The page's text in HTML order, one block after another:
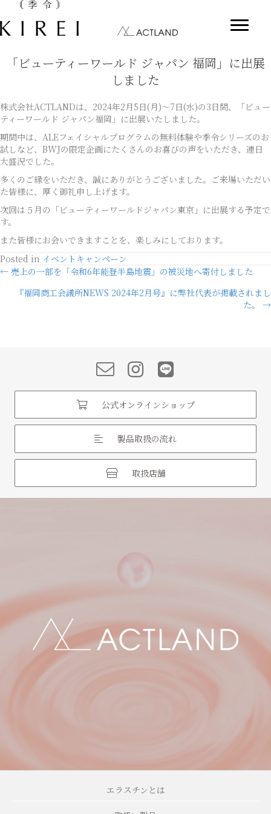
「ビューティーワールド ジャパン 福岡」に出展
しました
株式会社ACTLANDは、2024年2月5日(月)～7日(水)の3日間、「ビュー
ティーワールド ジャパン福岡」に出展いたしました。
期間中は、ALEフェイシャルプログラムの無料体験や季令シリーズのお
試しなど、BWJの限定企画にたくさんのお喜びの声をいただき、連日
大盛況でした。
多くのご縁をいただき、誠にありがとうございました。ご来場いただい
た皆様に、厚く御礼申し上げます。
次回は５月の「ビューティーワールドジャパン東京」に出展する予定で
す。
また皆様にお会いできますことを、楽しみにしております。
Posted in イベントキャンペーン
Posts
navigation
← 売上の一部を「令和6年能登半島地震」の被災地へ寄付しました
『福岡商工会議所NEWS 2024年2月号』に弊社代表が掲載されまし
た。 →
公式オンラインショップ
製品取扱の流れ
取扱店舗
エラスチンとは